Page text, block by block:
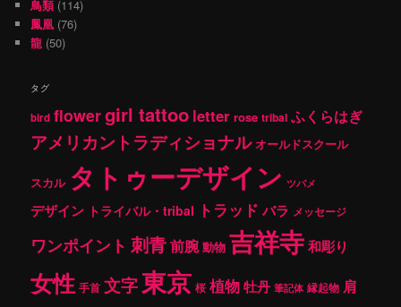
鳥類(114)
鳳凰 (76)
龍 (50)
タグ
bird flowergirl tattoo letter rose tribal ふくらはぎ
アメリカントラディショナル オールドスクール
スカル タトゥーデザイン ツバメ
デザイン トライバル・tribal トラッド バラ メッセージ
ワンポイント 刺青前腕 動物 吉祥寺和彫り
女性 手首 文字東京 桜 植物牡丹 筆記体 縁起物 肩